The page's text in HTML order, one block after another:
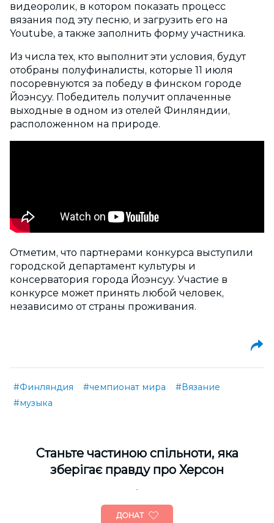
видеоролик, в котором показать процесс
вязания под эту песню, и загрузить его на
Youtube, а также заполнить форму участника.
Из числа тех, кто выполнит эти условия, будут
отобраны полуфиналисты, которые 11 июля
посоревнуются за победу в финском городе
Йоэнсуу. Победитель получит оплаченные
выходные в одном из отелей Финляндии,
расположенном на природе.
Отметим, что партнерами конкурса выступили
городской департамент культуры и
консерватория города Йоэнсуу. Участие в
конкурсе может принять любой человек,
независимо от страны проживания.
#Финляндия #чемпионат мира
#Вязание
#музыка
Cтаньте частиною спільноти, яка
зберігає правду про Херсон
ДОНАТ